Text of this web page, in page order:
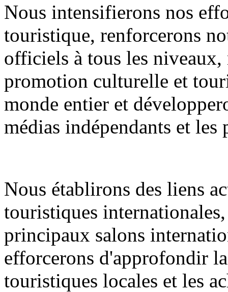
Nous intensifierons nos
touristique, renforcerons
officiels à tous les niveaux,
promotion culturelle et
monde entier et
médias indépendants et
Nous établirons des liens
touristiques
principaux salons
efforcerons d'approfondir
touristiques locales et les